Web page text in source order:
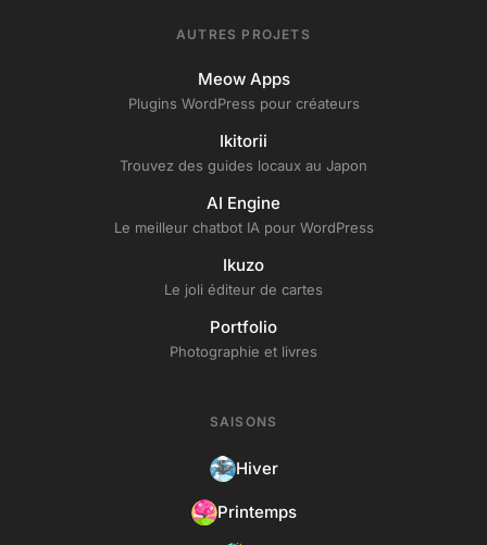
AUTRES PROJETS
Meow Apps
Plugins WordPress pour créateurs
Ikitorii
Trouvez des guides locaux au Japon
AI Engine
Le meilleur chatbot IA pour WordPress
Ikuzo
Le joli éditeur de cartes
Portfolio
Photographie et livres
SAISONS
Hiver
Printemps